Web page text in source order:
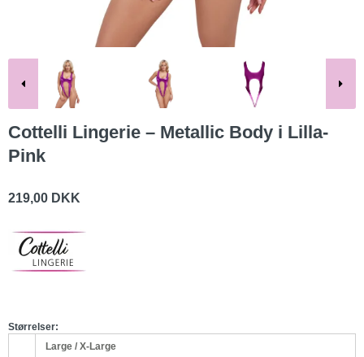
Cottelli Lingerie – Metallic Body i Lilla-
Pink
219,00 DKK
Størrelser:
Large / X-Large